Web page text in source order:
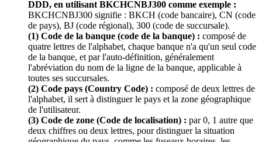
DDD, en utilisant BKCHCNBJ300 comme exemple :
BKCHCNBJ300 signifie : BKCH (code bancaire), CN (code
de pays), BJ (code régional), 300 (code de succursale).
(1) Code de la banque (code de la banque) : composé de
quatre lettres de l'alphabet, chaque banque n'a qu'un seul code
de la banque, et par l'auto-définition, généralement
l'abréviation du nom de la ligne de la banque, applicable à
toutes ses succursales.
(2) Code pays (Country Code) : composé de deux lettres de
l'alphabet, il sert à distinguer le pays et la zone géographique
de l'utilisateur.
(3) Code de zone (Code de localisation) : par 0, 1 autre que
deux chiffres ou deux lettres, pour distinguer la situation